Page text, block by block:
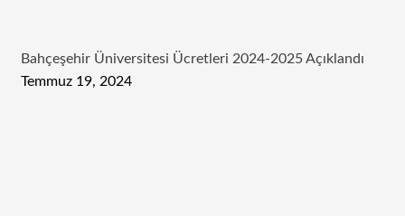
Bahçeşehir Üniversitesi Ücretleri 2024-2025 Açıklandı
Temmuz 19, 2024